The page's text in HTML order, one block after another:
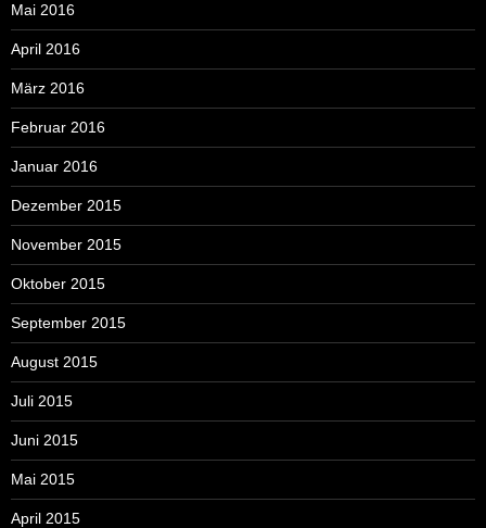
Mai 2016
April 2016
März 2016
Februar 2016
Januar 2016
Dezember 2015
November 2015
Oktober 2015
September 2015
August 2015
Juli 2015
Juni 2015
Mai 2015
April 2015